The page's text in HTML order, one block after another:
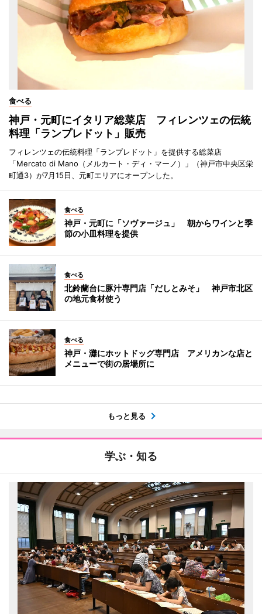
食べる
神戸・元町にイタリア総菜店 フィレンツェの伝統
料理「ランプレドット」販売
フィレンツェの伝統料理「ランプレドット」を提供する総菜店
「Mercato di Mano（メルカート・ディ・マーノ）」（神戸市中央区栄
町通3）が7月15日、元町エリアにオープンした。
食べる
神戸・元町に「ソヴァージュ」 朝からワインと季
節の小皿料理を提供
食べる
北鈴蘭台に豚汁専門店「だしとみそ」 神戸市北区
の地元食材使う
食べる
神戸・灘にホットドッグ専門店 アメリカンな店と
メニューで街の居場所に
もっと見る
学ぶ・知る